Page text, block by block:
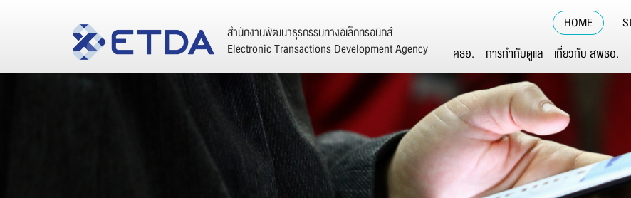
HOME
สำนักงานพัฒนาธุรกรรมทางอิเล็กทรอนิกส์
Electronic Transactions Development Agency
คธอ. การกำกับดูแล เกี่ยวกับ สพธอ.